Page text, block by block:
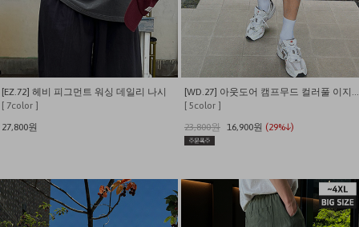
[EZ.72] 헤비 피그먼트 워싱 데일리 나시
[ 7color ]
27,800원
[ 5color ]
23,800원 16,900원 (29%↓)